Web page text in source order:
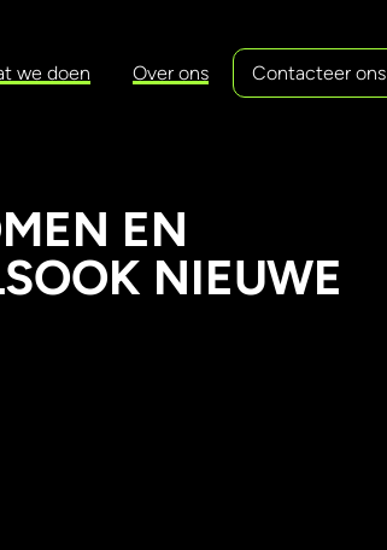
we doen Over ons Contacteer ons
EN
NIEUWE